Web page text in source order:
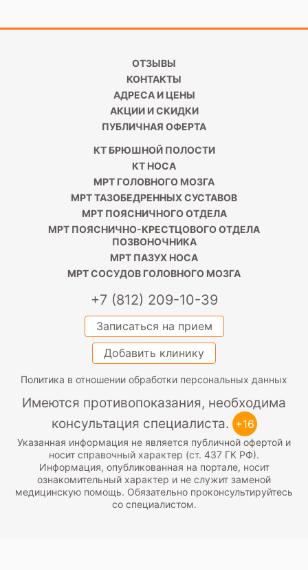
ОТЗЫВЫ
КОНТАКТЫ
АДРЕСА И ЦЕНЫ
АКЦИИ И СКИДКИ
ПУБЛИЧНАЯ ОФЕРТА
КТ БРЮШНОЙ ПОЛОСТИ
КТ НОСА
МРТ ГОЛОВНОГО МОЗГА
МРТ ТАЗОБЕДРЕННЫХ СУСТАВОВ
МРТ ПОЯСНИЧНОГО ОТДЕЛА
МРТ ПОЯСНИЧНО-КРЕСТЦОВОГО ОТДЕЛА
ПОЗВОНОЧНИКА
МРТ ПАЗУХ НОСА
МРТ СОСУДОВ ГОЛОВНОГО МОЗГА
+7 (812) 209-10-39
Записаться на прием
Добавить клинику
Политика в отношении обработки персональных данных
Имеются противопоказания, необходима
консультация специалиста. +16
Указанная информация не является публичной офертой и
носит справочный характер (ст. 437 ГК РФ).
Информация, опубликованная на портале, носит
ознакомительный характер и не служит заменой
медицинскую помощь. Обязательно проконсультируйтесь
со специалистом.